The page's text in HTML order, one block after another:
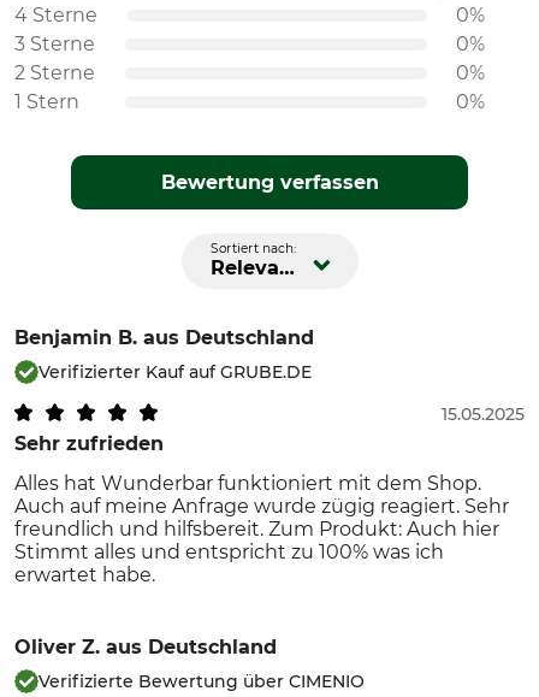
4 Sterne
0%
3 Sterne
0%
2 Sterne
0%
1 Stern
0%
Bewertung verfassen
Sortiert nach:
Relevanz
Benjamin B. aus Deutschland
Verifizierter Kauf auf GRUBE.DE
Sehr zufrieden
15.05.2025
Alles hat Wunderbar funktioniert mit dem Shop.
Auch auf meine Anfrage wurde zügig reagiert. Sehr
freundlich und hilfsbereit. Zum Produkt: Auch hier
Stimmt alles und entspricht zu 100% was ich
erwartet habe.
Oliver Z. aus Deutschland
Verifizierte Bewertung über CIMENIO